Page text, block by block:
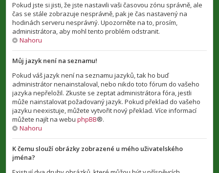
Pokud jste si jisti, že jste nastavili vaši časovou zónu správně, ale
čas se stále zobrazuje nesprávně, pak je čas nastavený na
hodinách serveru nesprávný. Upozorněte na to, prosím,
administrátora, aby mohl tento problém odstranit.
Nahoru
Můj jazyk není na seznamu!
Pokud váš jazyk není na seznamu jazyků, tak ho buď
administrátor nenainstaloval, nebo nikdo toto fórum do vašeho
jazyka nepřeložil. Zkuste se zeptat administrátora fóra, jestli
může nainstalovat požadovaný jazyk. Pokud překlad do vašeho
jazyku neexistuje, můžete vytvořit nový překlad. Více informací
můžete najít na webu phpBB®.
Nahoru
K čemu slouží obrázky zobrazené u mého uživatelského
jména?